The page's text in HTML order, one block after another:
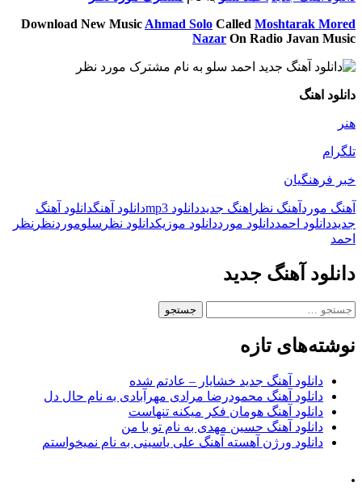
Download New Music Ahmad Solo Called Moshtarak Mored
Nazar On Radio Javan Music
دانلود اهنگ
هنر
تلگرام
خبر فرهنگیان
آهنگ مورد آهنگ نظر اهنگ جدیددانلود mp3 دانلود آهنگدانلود آهنگ
جدیددانلود احمددانلود مورددانلود موزیکدانلود نظر سلوموردنظر نظر
احمد
دانلود آهنگ جدید
جستجو
نوشته‌های تازه
دانلود آهنگ جدید خشایار – عادتم شده
دانلود آهنگ محمودرضا مرادی مهرآبادی به نام حال دل
دانلود آهنگ هومان فکر میکنه تنهاست
دانلود آهنگ حسین مهدی به نام تو با من
دانلود ورژن آهسته آهنگ علی یاسینی به نام نمیخواستم
.